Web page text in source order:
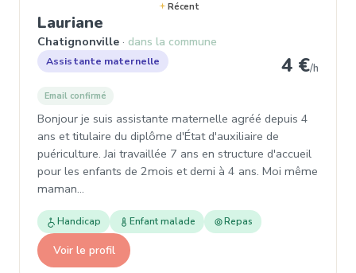
Récent
Lauriane
Chatignonville dans la commune
Assistante maternelle 4 €/h
Email confirmé
Bonjour je suis assistante maternelle agréé depuis 4
ans et titulaire du diplôme d'État d'auxiliaire de
puériculture. Jai travaillée 7 ans en structure d'accueil
pour les enfants de 2mois et demi à 4 ans. Moi même
maman…
Handicap Enfant malade Repas
Voir le profil